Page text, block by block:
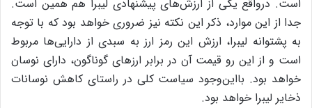
است. درواقع یکی از ارزش‌های پیشنهادی لیبرا هم همین است.
جدا از این موارد، ذکر این نکته نیز ضروری خواهد بود که با توجه
به پشتوانه لیبرا، ارزش این رمز ارز به سبدی از دارایی‌ها مربوط
است و از این رو قیمت آن در برابر ارزهای گوناگون، دارای نوسان
خواهد بود. بااین‌وجود سیاست کلی در راستای کاهش نوسانات
ذخایر لیبرا خواهد بود.